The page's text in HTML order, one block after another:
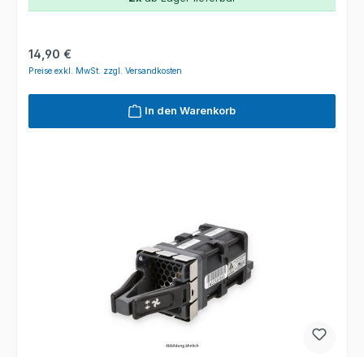
Regulärer Preis:
14,90 €
Preise exkl. MwSt. zzgl. Versandkosten
In den Warenkorb